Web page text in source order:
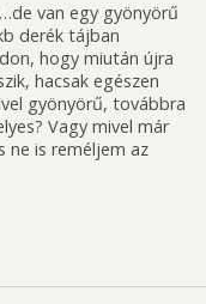
van egy gyönyörű
derék tájban
hogy miután újra
hacsak egészen
gyönyörű, továbbra
Vagy mivel már
ne is reméljem az